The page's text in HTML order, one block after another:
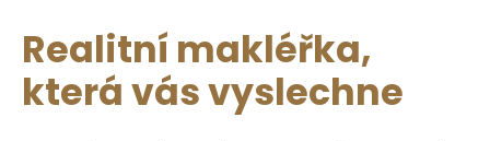
Realitní makléřka,
která vás vyslechne